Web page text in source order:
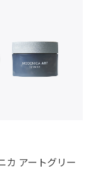
カ アートグリー